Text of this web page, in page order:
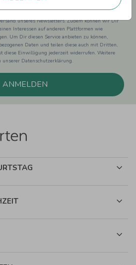
unseres Newsletters. Zudem können wir Dir
Interessen auf anderen Plattformen wie
Um Dir diesen Service anbieten zu können,
Daten und teilen diese auch mit Dritten,
diese Einwilligung jederzeit widerrufen. Weitere
Datenschutzerklärung.
ANMELDEN